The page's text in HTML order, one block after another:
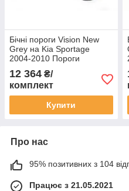
Бічні пороги Vision New
Grey на Kia Sportage
2004-2010 Пороги
майданчика Кіа
Спортейдж 2 шт.
12 364 ₴/
комплект
Купити
Про нас
95% позитивних з 104
Працює з 21.05.2021